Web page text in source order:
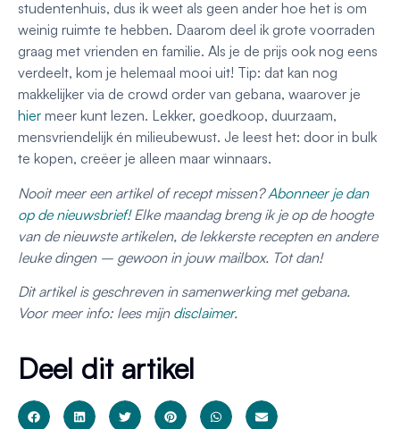
studentenhuis, dus ik weet als geen ander hoe het is om
weinig ruimte te hebben. Daarom deel ik grote voorraden
graag met vrienden en familie. Als je de prijs ook nog eens
verdeelt, kom je helemaal mooi uit! Tip: dat kan nog
makkelijker via de crowd order van gebana, waarover je
hier meer kunt lezen. Lekker, goedkoop, duurzaam,
mensvriendelijk én milieubewust. Je leest het: door in bulk
te kopen, creëer je alleen maar winnaars.
Nooit meer een artikel of recept missen?Abonneer je dan
op de nieuwsbrief!Elke maandag breng ik je op de hoogte
van de nieuwste artikelen, de lekkerste recepten en andere
leuke dingen – gewoon in jouw mailbox. Tot dan!
Dit artikel is geschreven in samenwerking met gebana.
Voor meer info: lees mijn disclaimer.
Deel dit artikel